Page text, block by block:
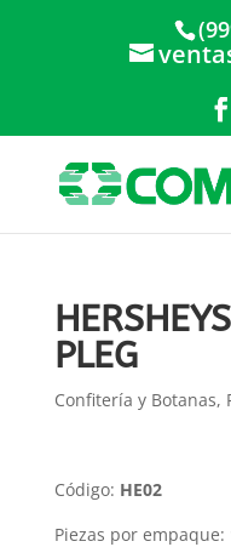
PLEG
Confitería y Botanas,
Código: HE02
Piezas por empaque: